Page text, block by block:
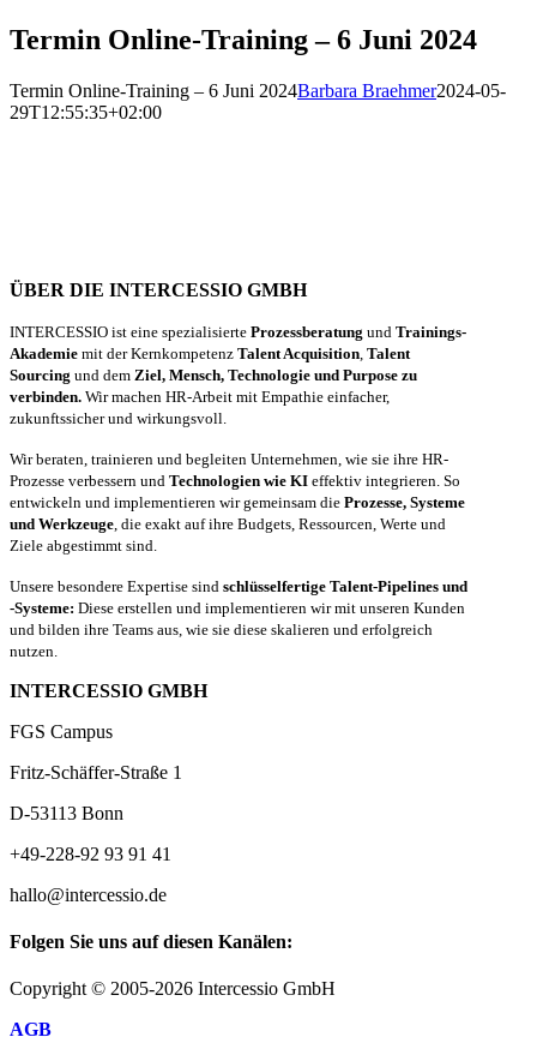
Termin Online-Training – 6 Juni 2024
Termin Online-Training – 6 Juni 2024Barbara Braehmer2024-05-
29T12:55:35+02:00
ÜBER DIE INTERCESSIO GMBH
INTERCESSIO ist eine spezialisierte Prozessberatung und Trainings-
Akademie mit der Kernkompetenz Talent Acquisition Talent
Sourcing und dem Ziel, Mensch, Technologie und Purpose zu
verbinden. Wir machen HR-Arbeit mit Empathie einfacher,
zukunftssicher und wirkungsvoll.
Wir beraten, trainieren und begleiten Unternehmen, wie sie ihre HR-
Prozesse verbessern und Technologien wie KI effektiv integrieren. So
entwickeln und implementieren wir gemeinsam die Prozesse, Systeme
und Werkzeuge , die exakt auf ihre Budgets, Ressourcen, Werte und
Ziele abgestimmt sind.
Unsere besondere Expertise sind schlüsselfertige Talent-Pipelines und
-Systeme: Diese erstellen und implementieren wir mit unseren Kunden
und bilden ihre Teams aus, wie sie diese skalieren und erfolgreich
nutzen.
INTERCESSIO GMBH
FGS Campus
Fritz-Schäffer-Straße 1
D-53113 Bonn
+49-228-92 93 91 41
hallo@intercessio.de
Folgen Sie uns auf diesen Kanälen:
Copyright © 2005-2026 Intercessio GmbH
AGB